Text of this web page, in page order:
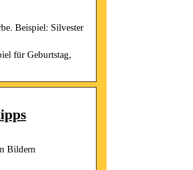
Beispiel: Silvester
für Geburtstag,
Bildern